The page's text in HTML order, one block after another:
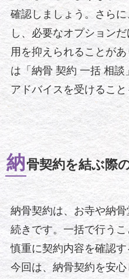
確認しましょう。さら
し、必要なオプション
用を抑えられることが
は「納骨 契約 一括 相
アドバイスを受けること
納骨契約を結ぶ際
納骨契約は、お寺や納
続きです。一括で行うこ
慎重に契約内容を確認す
今回は、納骨契約を安